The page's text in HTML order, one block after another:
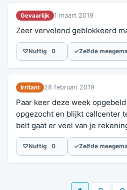
Gevaarlijk 1 maart 2019
Zeer vervelend geblokkeerd
♡Nuttig 0 ✓Zelfde
Irritant 28 februari 2019
Paar keer deze week
opgezocht en blijkt callcenter
belt gaat er veel van je
♡Nuttig 0 ✓Zelfde